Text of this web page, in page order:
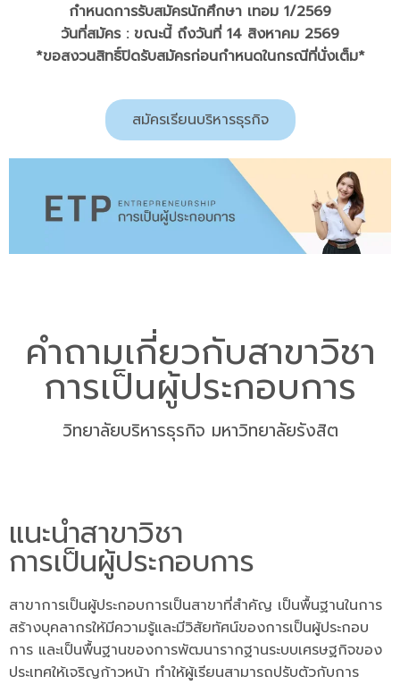
กำหนดการรับสมัครนักศึกษา เทอม 1/2569
วันที่สมัคร : ขณะนี้ ถึงวันที่ 14 สิงหาคม 2569
*ขอสงวนสิทธิ์ปิดรับสมัครก่อนกำหนดในกรณีที่นั่งเต็ม*
สมัครเรียนบริหารธุรกิจ
คำถามเกี่ยวกับสาขาวิชา
การเป็นผู้ประกอบการ
วิทยาลัยบริหารธุรกิจ มหาวิทยาลัยรังสิต
แนะนำสาขาวิชา
การเป็นผู้ประกอบการ
สาขาการเป็นผู้ประกอบการเป็นสาขาที่สำคัญ เป็นพื้นฐานในการ
สร้างบุคลากรให้มีความรู้และมีวิสัยทัศน์ของการเป็นผู้ประกอบ
การ และเป็นพื้นฐานของการพัฒนารากฐานระบบเศรษฐกิจของ
ประเทศให้เจริญก้าวหน้า ทำให้ผู้เรียนสามารถปรับตัวกับการ